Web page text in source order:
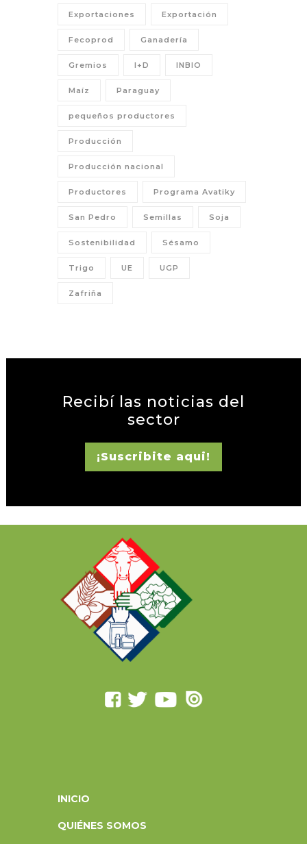
Exportaciones Exportación
Fecoprod Ganadería
Gremios I+D INBIO
Maíz Paraguay
pequeños productores
Producción
Producción nacional
Productores Programa Avatiky
San Pedro Semillas Soja
Sostenibilidad Sésamo
Trigo UE UGP
Zafriña
Recibí las noticias del
sector
¡Suscribite aqui!
INICIO
QUIÉNES SOMOS